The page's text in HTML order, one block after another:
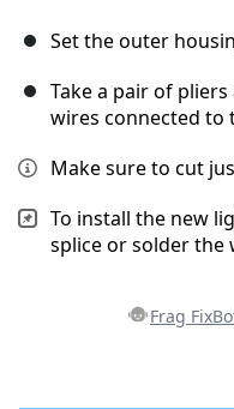
Set the outer
Take a pair of
wires connected to
Make sure to cut
To install the new
splice or solder the
Frag